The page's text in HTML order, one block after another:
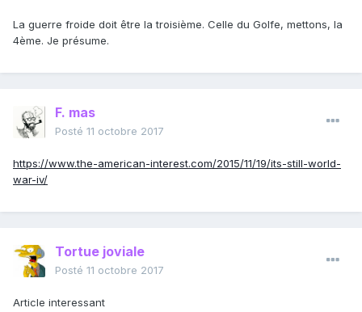
La guerre froide doit être la troisième. Celle du Golfe, mettons, la
4ème. Je présume.
F. mas
Posté 11 octobre 2017
https://www.the-american-interest.com/2015/11/19/its-still-world-
war-iv/
Tortue joviale
Posté 11 octobre 2017
Article interessant